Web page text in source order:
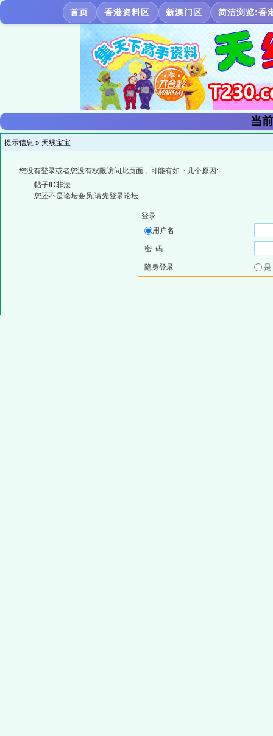
首页 香港资料区 新澳门区 简洁浏览:香
当
提示信息 » 天线宝宝
您没有登录或者您没有权限访问此页面，可能有如下几个原因:
帖子ID非法
您还不是论坛会员,请先登录论坛
登录
用户名
密 码
隐身登录